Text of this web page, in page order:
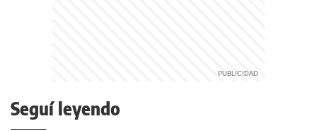
Seguí leyendo